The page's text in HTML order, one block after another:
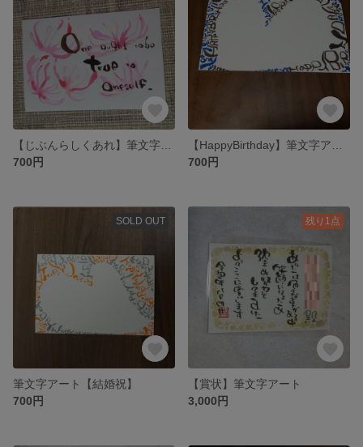
700円
700円
SOLD OUT
筆文字アート【結婚祝】
700円
残り1点
【賞状】筆文字アート
3,000円